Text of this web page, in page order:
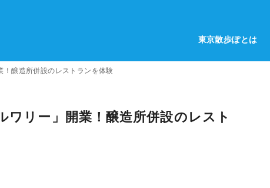
東京散歩ぽとは
醸造所併設のレストランを体験
リー」開業！醸造所併設のレスト